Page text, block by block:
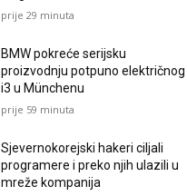
prije 29 minuta
BMW pokreće serijsku
proizvodnju potpuno električnog
i3 u Münchenu
prije 59 minuta
Sjevernokorejski hakeri ciljali
programere i preko njih ulazili u
mreže kompanija